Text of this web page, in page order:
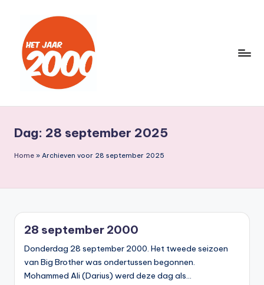
inhoud
t
J
r
2
0
0
lang
terug
naar
Dag: 28 september 2025
Home » Archieven voor 28 september 2025
28 september 2000
Donderdag 28 september 2000. Het tweede seizoen
van Big Brother was ondertussen begonnen.
Mohammed Ali (Darius) werd deze dag als…